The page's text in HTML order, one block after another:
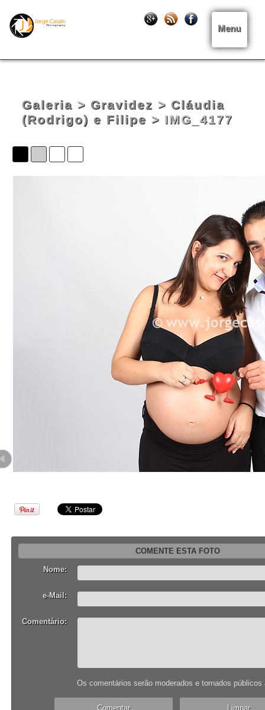
Menu
Galeria > Gravidez > Cláudia
(Rodrigo) e Filipe > IMG_4177
COMENTE ESTA FOTO
Nome:
e-Mail:
Comentário:
Os comentários serão moderados e tornados públicos